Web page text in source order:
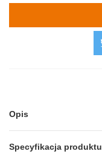
Opis
Specyfikacja produktu